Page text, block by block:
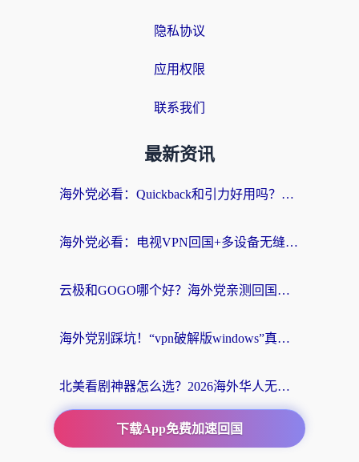
隐私协议
应用权限
联系我们
最新资讯
海外党必看：Quickback和引力好用吗？3分钟搞懂回国加速器怎么选
海外党必看：电视VPN回国+多设备无缝访问国内资源的实用指南
云极和GOGO哪个好？海外党亲测回国加速器选择指南（附iOS免费&Windows VPN实用技巧）
海外党别踩坑！“vpn破解版windows”真的能用？教你选对回国加速器无缝刷国内资源
北美看剧神器怎么选？2026海外华人无缝访问国内资源全攻略
下载App免费加速回国